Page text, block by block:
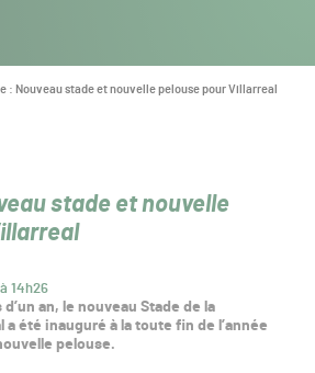
: Nouveau stade et nouvelle pelouse pour Villarreal
stade et nouvelle
14h26
an, le nouveau Stade de la
a été inauguré à la toute fin de l’année
pelouse.